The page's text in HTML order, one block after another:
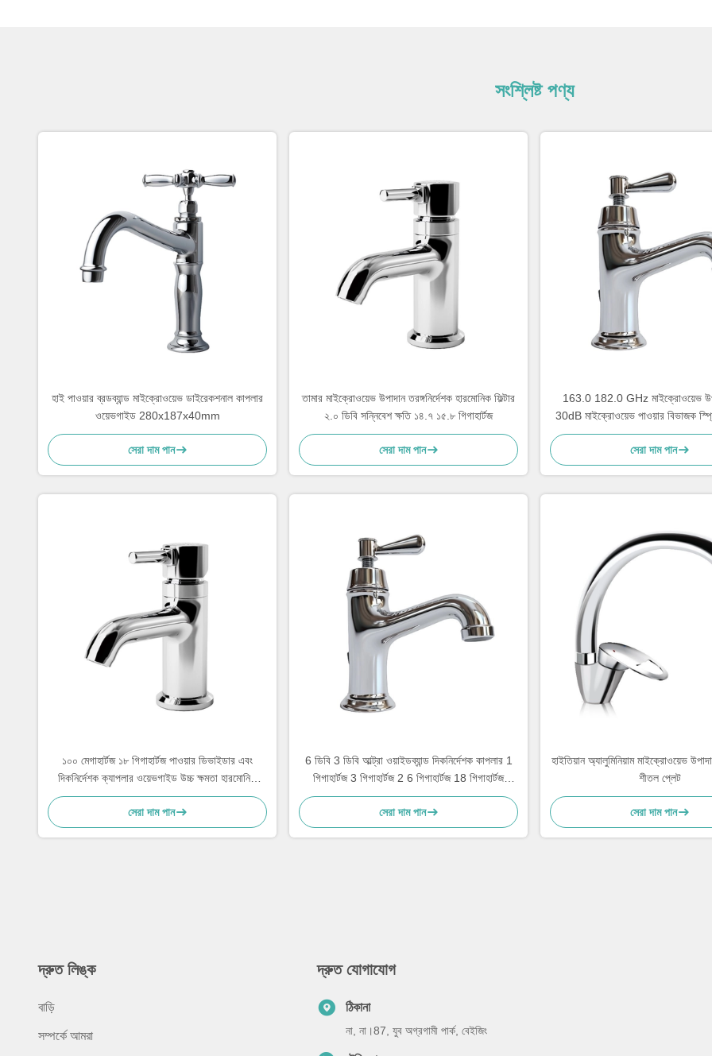
সংশ্লিষ্ট পণ্য
হাই পাওয়ার ব্রডব্যান্ড মাইক্রোওয়েভ ডাইরেকশনাল কাপলার
ওয়েভগাইড 280x187x40mm
সেরা দাম পান
তামার মাইক্রোওয়েভ উপাদান তরঙ্গনির্দেশক হারমোনিক ফিল্টার
২.০ ডিবি সন্নিবেশ ক্ষতি ১৪.৭ ১৫.৮ গিগাহার্টজ
সেরা দাম পান
163.0 182.0 GHz মাইক্রোওয়েভ
30dB মাইক্রোওয়েভ পাওয়ার বিভাজক
সেরা দাম পান
১০০ মেগাহার্টজ ১৮ গিগাহার্টজ পাওয়ার ডিভাইডার এবং
দিকনির্দেশক ক্যাপলার ওয়েভগাইড উচ্চ ক্ষমতা হারমোনিক
ওয়েভ ফিল্টার
সেরা দাম পান
6 ডিবি 3 ডিবি আল্ট্রা ওয়াইডব্যান্ড দিকনির্দেশক কাপলার 1
গিগাহার্টজ 3 গিগাহার্টজ 2 6 গিগাহার্টজ 18 গিগাহার্টজ
280x187x40 মিমি
সেরা দাম পান
হাইতিয়ান অ্যালুমিনিয়াম মাইক্রোওয়েভ
শীতল প্লেট
সেরা দাম পান
দ্রুত লিঙ্ক
বাড়ি
সম্পর্কে আমরা
দ্রুত যোগাযোগ
ঠিকানা
না, না।87, যুব অগ্রগামী পার্ক, বেইজিং